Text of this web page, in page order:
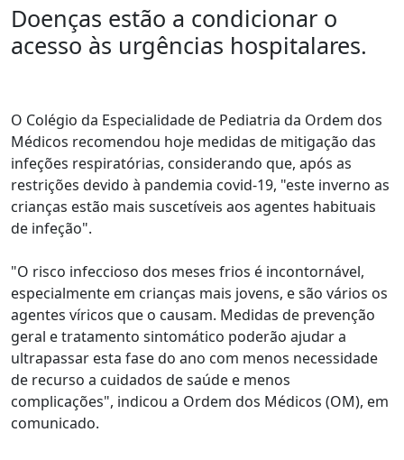
Doenças estão a condicionar o
acesso às urgências hospitalares.
O Colégio da Especialidade de Pediatria da Ordem dos
Médicos recomendou hoje medidas de mitigação das
infeções respiratórias, considerando que, após as
restrições devido à pandemia covid-19, "este inverno as
crianças estão mais suscetíveis aos agentes habituais
de infeção".
"O risco infeccioso dos meses frios é incontornável,
especialmente em crianças mais jovens, e são vários os
agentes víricos que o causam. Medidas de prevenção
geral e tratamento sintomático poderão ajudar a
ultrapassar esta fase do ano com menos necessidade
de recurso a cuidados de saúde e menos
complicações", indicou a Ordem dos Médicos (OM), em
comunicado.